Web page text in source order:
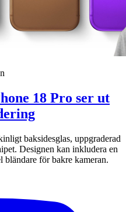
18 Pro ser ut
baksidesglas, uppgraderad
Designen kan inkludera en
för bakre kameran.